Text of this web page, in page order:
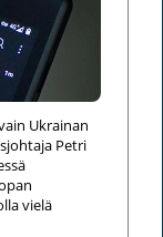
Ukrainan
Petri
vielä